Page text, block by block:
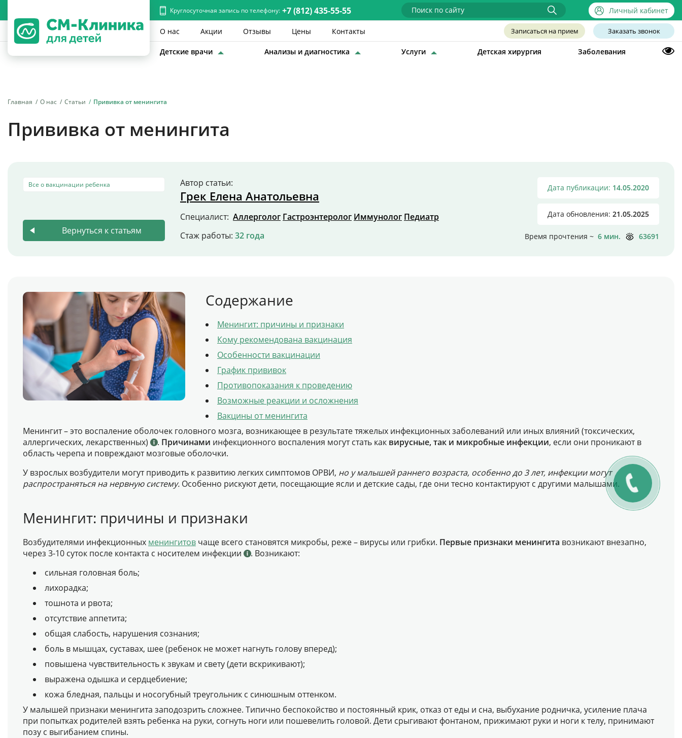
Круглосуточная запись по телефону: +7 (812) 435-55-55 Личный кабинет
О нас Акции Отзывы Цены Контакты Записаться на прием Заказать звонок
Детские врачи Анализы и диагностика Услуги Детская хирургия Заболевания
Главная О нас Статьи Прививка от менингита
Прививка от менингита
Все о вакцинации ребенка
Вернуться к статьям
Автор статьи:
Грек Елена Анатольевна
Специалист: Аллерголог Гастроэнтеролог Иммунолог Педиатр
Стаж работы: 32 года
Дата публикации: 14.05.2020
Дата обновления: 21.05.2025
Время прочтения ~ 6 мин. 63691
Содержание
Менингит: причины и признаки
Кому рекомендована вакцинация
Особенности вакцинации
График прививок
Противопоказания к проведению
Возможные реакции и осложнения
Вакцины от менингита
Менингит – это воспаление оболочек головного мозга, возникающее в результате тяжелых инфекционных заболеваний или иных влияний (токсических,
аллергических, лекарственных)
. Причинами инфекционного воспаления могут стать как вирусные, так и микробные инфекции, если они проникают в
область черепа и повреждают мозговые оболочки.
У взрослых возбудители могут приводить к развитию легких симптомов ОРВИ, но у малышей раннего возраста, особенно до 3 лет, инфекции могут
распространяться на нервную систему. Особенно рискуют дети, посещающие ясли и детские сады, где они тесно контактируют с другими малышами.
Менингит: причины и признаки
Возбудителями инфекционных менингитов чаще всего становятся микробы, реже – вирусы или грибки. Первые признаки менингита возникают внезапно,
через 3-10 суток после контакта с носителем инфекции
. Возникают:
сильная головная боль;
лихорадка;
тошнота и рвота;
отсутствие аппетита;
общая слабость, нарушения сознания;
боль в мышцах, суставах, шее (ребенок не может нагнуть голову вперед);
повышена чувствительность к звукам и свету (дети вскрикивают);
выражена одышка и сердцебиение;
кожа бледная, пальцы и носогубный треугольник с синюшным оттенком.
У малышей признаки менингита заподозрить сложнее. Типично беспокойство и постоянный крик, отказ от еды и сна, выбухание родничка, усиление плача
при попытках родителей взять ребенка на руки, согнуть ноги или пошевелить головой. Дети срыгивают фонтаном, прижимают руки и ноги к телу, принимают
позу с выгибанием спины.
Акции
Отзывы
Цены
+7 (812) 435-55-55
Записаться на приём